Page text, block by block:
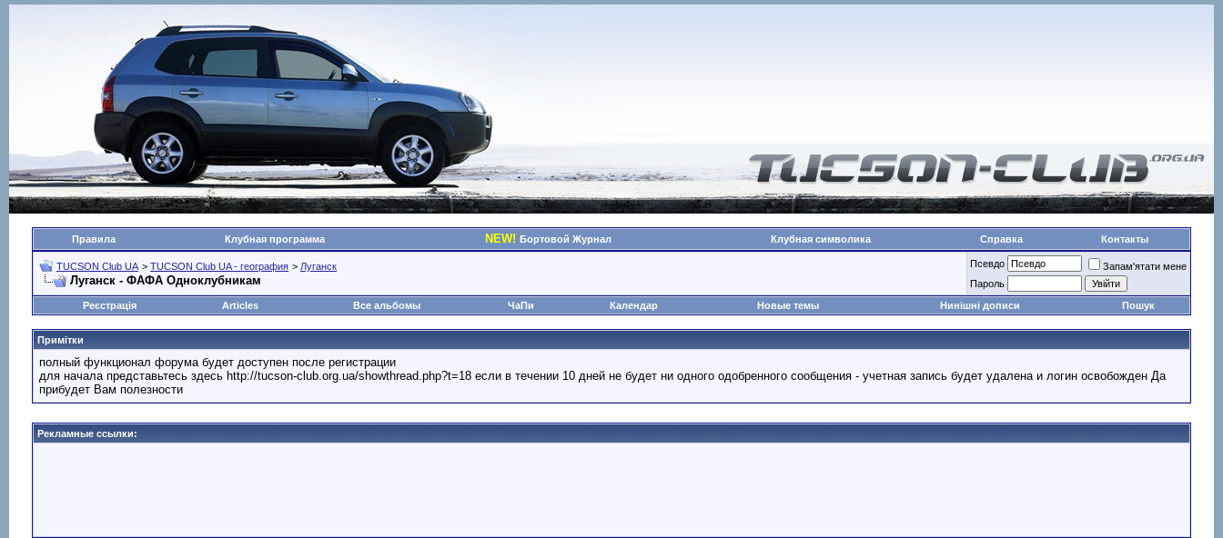
Правила Клубная программа NEW! Бортовой Журнал Клубная символика Справка Контакты
TUCSON Club UA > TUCSON Club UA - география > Луганск
Луганск - ФАФА Одноклубникам
Псевдо
Запам'ятати мене
Пароль
Реєстрація
Articles Все альбомы ЧаПи Календар Новые темы Нинішні дописи Пошук
Примітки
полный функционал форума будет доступен после регистрации
для начала представьтесь здесь http://tucson-club.org.ua/showthread.php?t=18 если в течении 10 дней не будет ни одного одобренного сообщения - учетная запись будет удалена и логин освобожден Да
прибудет Вам полезности
Рекламные ссылки: